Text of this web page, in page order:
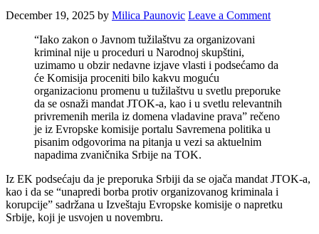
December 19, 2025 by Milica Paunovic Leave a Comment
“Iako zakon o Javnom tužilaštvu za organizovani
kriminal nije u proceduri u Narodnoj skupštini,
uzimamo u obzir nedavne izjave vlasti i podsećamo da
će Komisija proceniti bilo kakvu moguću
organizacionu promenu u tužilaštvu u svetlu preporuke
da se osnaži mandat JTOK-a, kao i u svetlu relevantnih
privremenih merila iz domena vladavine prava” rečeno
je iz Evropske komisije portalu Savremena politika u
pisanim odgovorima na pitanja u vezi sa aktuelnim
napadima zvaničnika Srbije na TOK.
Iz EK podsećaju da je preporuka Srbiji da se ojača mandat JTOK-a,
kao i da se “unapredi borba protiv organizovanog kriminala i
korupcije” sadržana u Izveštaju Evropske komisije o napretku
Srbije, koji je usvojen u novembru.